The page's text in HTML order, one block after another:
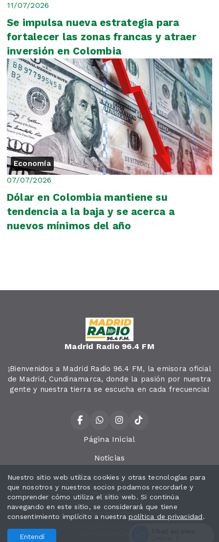
11/07/2026
Se impulsa nueva estrategia para
fortalecer las zonas francas y atraer
inversión en Colombia
Economía
07/07/2026
Dólar en Colombia mantiene su
tendencia a la baja y se acerca a
nuevos mínimos del año
Madrid Radio 96.4 FM
¡Bienvenidos a Madrid Radio 96.4 FM, la emisora oficial
de Madrid, Cundinamarca, donde la pasión por nuestra
gente y nuestra tierra se escucha en cada frecuencia!
Página Inicial
Noticias
Política de privacidad
Contacto
Sobre nosotros
Nuestro sitio web utiliza cookies y otras tecnologías para
que nosotros y nuestros socios podamos recordarle y
comprender cómo utiliza el sitio web. Si continúa
navegando en este sitio, se considerará que tiene
consentimiento implícito a nuestrapolítica de privacidad.
Entendí